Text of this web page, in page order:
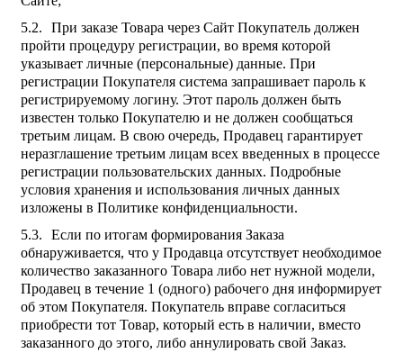
При заказе Товара через Сайт Покупатель должен
пройти процедуру регистрации, во время которой
указывает личные (персональные) данные. При
регистрации Покупателя система запрашивает пароль к
регистрируемому логину. Этот пароль должен быть
известен только Покупателю и не должен сообщаться
третьим лицам. В свою очередь, Продавец гарантирует
неразглашение третьим лицам всех введенных в процессе
регистрации пользовательских данных. Подробные
условия хранения и использования личных данных
изложены в Политике конфиденциальности.
Если по итогам формирования Заказа
обнаруживается, что у Продавца отсутствует необходимое
количество заказанного Товара либо нет нужной модели,
Продавец в течение 1 (одного) рабочего дня информирует
об этом Покупателя. Покупатель вправе согласиться
приобрести тот Товар, который есть в наличии, вместо
заказанного до этого, либо аннулировать свой Заказ.